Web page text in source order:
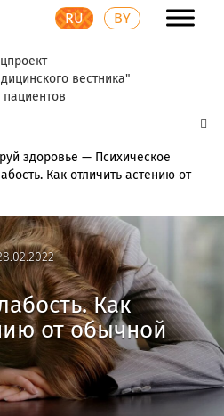
RU BY
вестника"
пациентов
здоровье — Психическое
Как отличить астению от
Как
от обычной